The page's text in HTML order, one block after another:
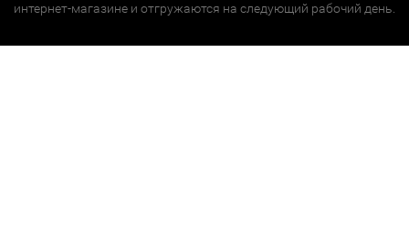
интернет-магазине и отгружаются на следующий рабочий день.